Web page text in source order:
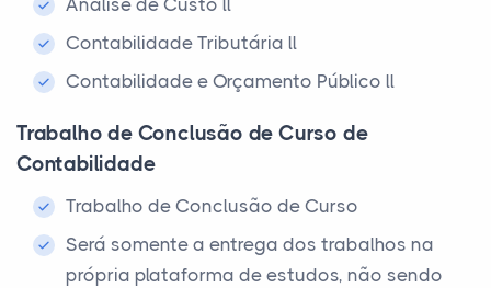
Análise de Custo ll
Contabilidade Tributária ll
Contabilidade e Orçamento Público ll
Trabalho de Conclusão de Curso de
Contabilidade
Trabalho de Conclusão de Curso
Será somente a entrega dos trabalhos na
própria plataforma de estudos, não sendo